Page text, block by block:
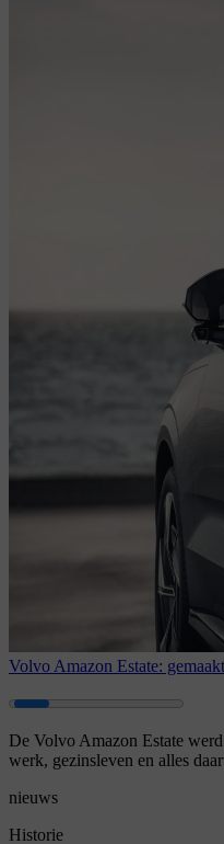
Volvo Amazon Estate:
De Volvo Amazon Estate
werk, gezinsleven en alles
nieuws
Historie